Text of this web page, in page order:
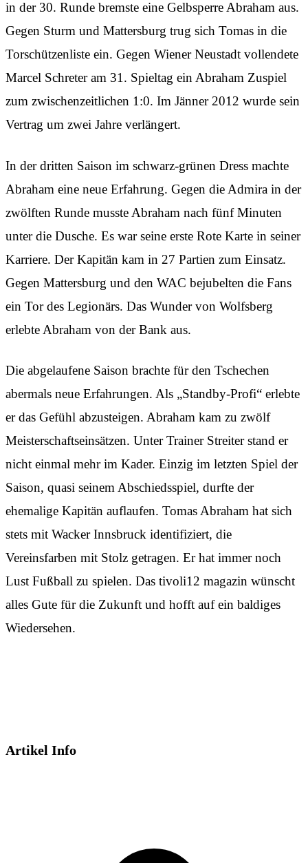
in der 30. Runde bremste eine Gelbsperre Abraham aus.
Gegen Sturm und Mattersburg trug sich Tomas in die
Torschützenliste ein. Gegen Wiener Neustadt vollendete
Marcel Schreter am 31. Spieltag ein Abraham Zuspiel
zum zwischenzeitlichen 1:0. Im Jänner 2012 wurde sein
Vertrag um zwei Jahre verlängert.
In der dritten Saison im schwarz-grünen Dress machte
Abraham eine neue Erfahrung. Gegen die Admira in der
zwölften Runde musste Abraham nach fünf Minuten
unter die Dusche. Es war seine erste Rote Karte in seiner
Karriere. Der Kapitän kam in 27 Partien zum Einsatz.
Gegen Mattersburg und den WAC bejubelten die Fans
ein Tor des Legionärs. Das Wunder von Wolfsberg
erlebte Abraham von der Bank aus.
Die abgelaufene Saison brachte für den Tschechen
abermals neue Erfahrungen. Als „Standby-Profi“ erlebte
er das Gefühl abzusteigen. Abraham kam zu zwölf
Meisterschaftseinsätzen. Unter Trainer Streiter stand er
nicht einmal mehr im Kader. Einzig im letzten Spiel der
Saison, quasi seinem Abschiedsspiel, durfte der
ehemalige Kapitän auflaufen. Tomas Abraham hat sich
stets mit Wacker Innsbruck identifiziert, die
Vereinsfarben mit Stolz getragen. Er hat immer noch
Lust Fußball zu spielen. Das tivoli12 magazin wünscht
alles Gute für die Zukunft und hofft auf ein baldiges
Wiedersehen.
Artikel Info